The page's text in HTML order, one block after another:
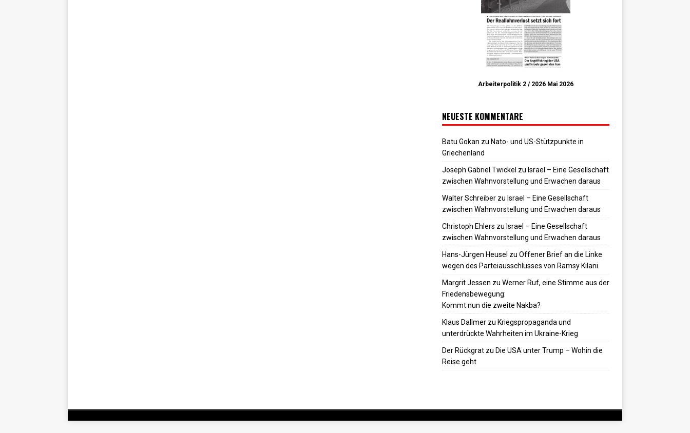
Arbeiterpolitik 2 / 2026 Mai 2026
NEUESTE KOMMENTARE
Batu Gokan zu Nato- und US-Stützpunkte in
Griechenland
Joseph Gabriel Twickel zu Israel – Eine Gesellschaft
zwischen Wahnvorstellung und Erwachen daraus
Walter Schreiberzu Israel – Eine Gesellschaft
zwischen Wahnvorstellung und Erwachen daraus
Christoph Ehlers zu Israel – Eine Gesellschaft
zwischen Wahnvorstellung und Erwachen daraus
Hans-Jürgen Heusel zu Offener Brief an die Linke
wegen des Parteiausschlusses von Ramsy Kilani
Margrit Jessen zu Werner Ruf, eine Stimme aus der
Friedensbewegung:
Kommt nun die zweite Nakba?
Klaus Dallmerzu Kriegspropaganda und
unterdrückte Wahrheiten im Ukraine-Krieg
Der Rückgratzu Die USA unter Trump – Wohin die
Reise geht